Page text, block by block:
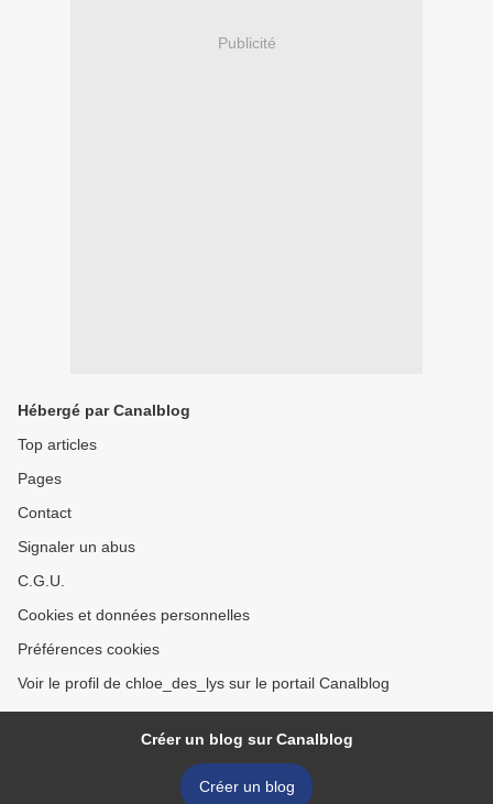
Publicité
Hébergé par Canalblog
Top articles
Pages
Contact
Signaler un abus
C.G.U.
Cookies et données personnelles
Préférences cookies
Voir le profil de chloe_des_lys sur le portail Canalblog
Créer un blog sur Canalblog
Créer un blog